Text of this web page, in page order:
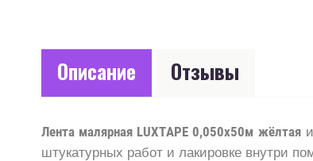
Описание Отзывы
Лента малярная LUXTAPE 0,050х50м жёлтая
штукатурных работ и лакировке внутри